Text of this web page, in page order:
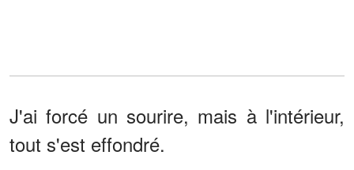
J'ai forcé un sourire, mais à l'intérieur,
tout s'est effondré.